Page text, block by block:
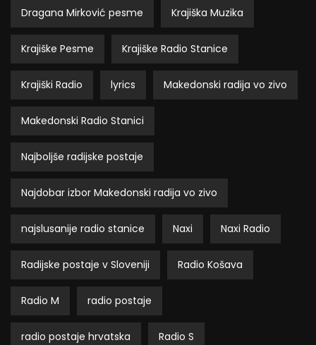
Dragana Mirković pesme Krajiška Muzika
Krajiške Pesme Krajiške Radio Stanice
Krajiški Radio lyrics Makedonski radija vo zivo
Makedonski Radio Stanici
Najboljše radijske postaje
Najdobar izbor Makedonski radija vo zivo
najslusanije radio stanice Naxi Naxi Radio
Radijske postaje v Sloveniji Radio Košava
Radio M radio postaje
radio postaje hrvatska Radio S